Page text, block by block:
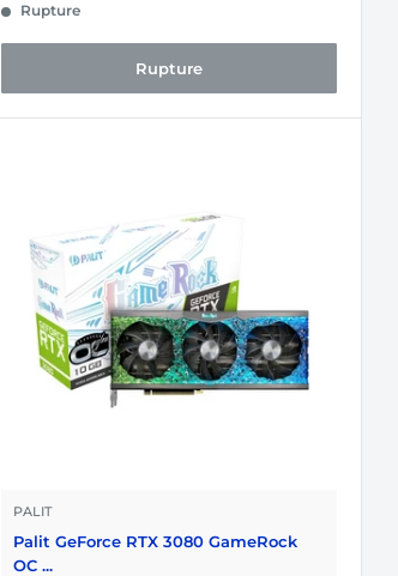
Rupture
Rupture
PALIT
Palit GeForce RTX 3080 GameRock
OC ...